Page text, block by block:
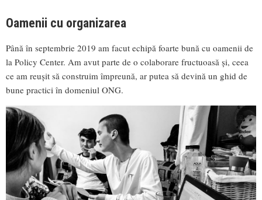
Oamenii cu organizarea
Până în septembrie 2019 am facut echipă foarte bună cu oamenii de
la Policy Center. Am avut parte de o colaborare fructuoasă și, ceea
ce am reușit să construim împreună, ar putea să devină un ghid de
bune practici în domeniul ONG.